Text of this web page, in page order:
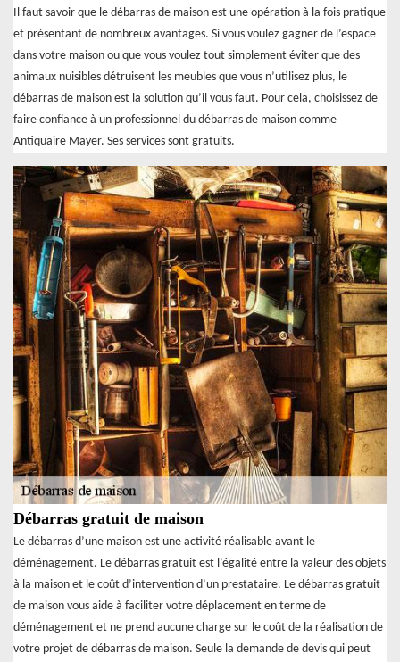
Il faut savoir que le débarras de maison est une opération à la fois pratique
et présentant de nombreux avantages. Si vous voulez gagner de l’espace
dans votre maison ou que vous voulez tout simplement éviter que des
animaux nuisibles détruisent les meubles que vous n’utilisez plus, le
débarras de maison est la solution qu’il vous faut. Pour cela, choisissez de
faire confiance à un professionnel du débarras de maison comme
Antiquaire Mayer. Ses services sont gratuits.
Débarras gratuit de maison
Le débarras d’une maison est une activité réalisable avant le
déménagement. Le débarras gratuit est l’égalité entre la valeur des objets
à la maison et le coût d’intervention d’un prestataire. Le débarras gratuit
de maison vous aide à faciliter votre déplacement en terme de
déménagement et ne prend aucune charge sur le coût de la réalisation de
votre projet de débarras de maison. Seule la demande de devis qui peut